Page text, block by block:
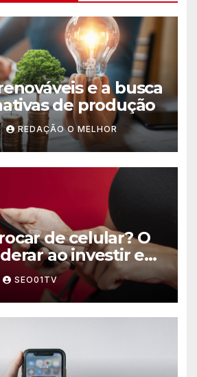
e a busca
de produção
REDAÇÃO O MELHOR
de celular? O
ao investir em
SEO01TV